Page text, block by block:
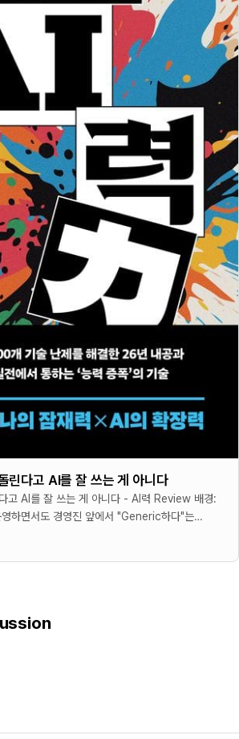
린다고 AI를 잘 쓰는 게 아니다
AI를 잘 쓰는 게 아니다 - AI력 Review 배경:
하면서도 경영진 앞에서 "Generic하다"는